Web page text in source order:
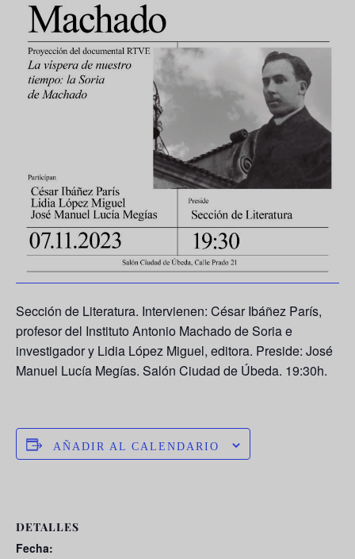
Sección de Literatura. Intervienen: César Ibáñez París,
profesor del Instituto Antonio Machado de Soria e
investigador y Lidia López Miguel, editora. Preside: José
Manuel Lucía Megías. Salón Ciudad de Úbeda. 19:30h.
AÑADIR AL CALENDARIO
DETALLES
Fecha: